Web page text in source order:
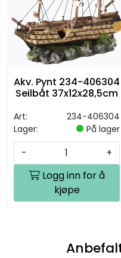
Akv. Pynt 234-406304
Seilbåt 37x12x28,5cm
Art:
234-406304
Lager:
På lager
-
+
Logg inn for å
kjøpe